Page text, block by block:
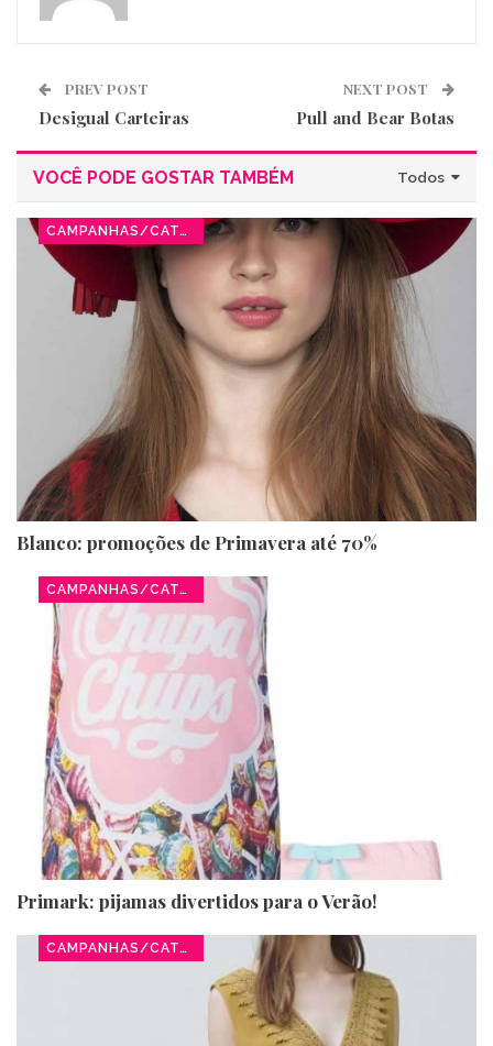
PREV POST
Desigual Carteiras
NEXT POST
Pull and Bear Botas
Todos
VOCÊ PODE GOSTAR TAMBÉM
CAMPANHAS/CATÁLOGOS
Blanco: promoções de Primavera até 70%
CAMPANHAS/CATÁLOGOS
Primark: pijamas divertidos para o Verão!
CAMPANHAS/CATÁLOGOS